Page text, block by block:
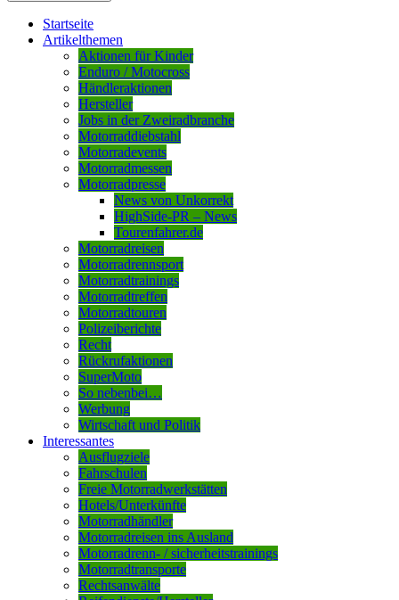
Startseite
Artikelthemen
Aktionen für Kinder
Enduro / Motocross
Händleraktionen
Hersteller
Jobs in der Zweiradbranche
Motorraddiebstahl
Motorradevents
Motorradmessen
Motorradpresse
News von Unkorrekt
HighSide-PR – News
Tourenfahrer.de
Motorradreisen
Motorradrennsport
Motorradtrainings
Motorradtreffen
Motorradtouren
Polizeiberichte
Recht
Rückrufaktionen
SuperMoto
So nebenbei…
Werbung
Wirtschaft und Politik
Interessantes
Ausflugziele
Fahrschulen
Freie Motorradwerkstätten
Hotels/Unterkünfte
Motorradhändler
Motorradreisen ins Ausland
Motorradrenn- / sicherheitstrainings
Motorradtransporte
Rechtsanwälte